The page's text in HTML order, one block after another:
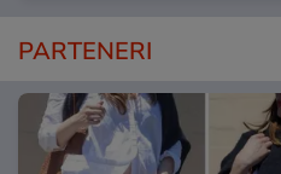
PARTENERI